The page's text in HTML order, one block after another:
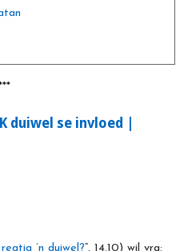
duiwel se invloed |
’n duiwel?“, 14.10) wil vra: